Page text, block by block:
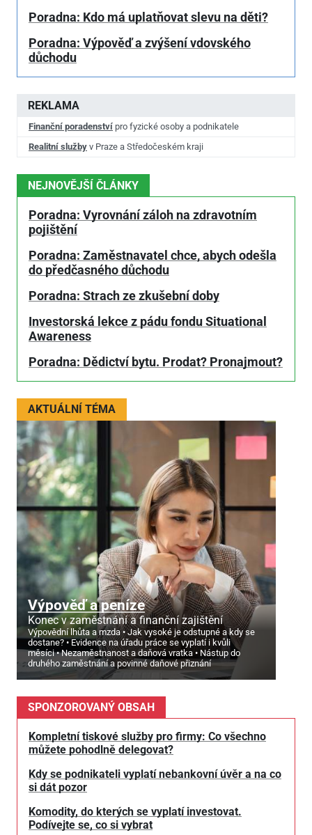
REKLAMA
Finanční poradenství pro fyzické osoby a podnikatele
Realitní služby v Praze a Středočeském kraji
NEJNOVĚJŠÍ ČLÁNKY
Poradna: Vyrovnání záloh na zdravotním
pojištění
Poradna: Zaměstnavatel chce, abych odešla
do předčasného důchodu
Poradna: Strach ze zkušební doby
Investorská lekce z pádu fondu Situational
Awareness
Poradna: Dědictví bytu. Prodat? Pronajmout?
AKTUÁLNÍ TÉMA
Výpověď a peníze
Konec v zaměstnání a finanční zajištění
Výpovědní lhůta a mzda
Jak vysoké je odstupné a kdy se
dostane?
Evidence na úřadu práce se vyplatí i kvůli
měsíci
Nezaměstnanost a daňová vratka
Nástup do
druhého zaměstnání a povinné daňové přiznání
Poradna: Kdo má uplatňovat slevu na děti?
Poradna: Výpověď a zvýšení vdovského
důchodu
SPONZOROVANÝ OBSAH
Kompletní tiskové služby pro firmy: Co všechno
můžete pohodlně delegovat?
Kdy se podnikateli vyplatí nebankovní úvěr a na co
si dát pozor
Komodity, do kterých se vyplatí investovat.
Podívejte se, co si vybrat